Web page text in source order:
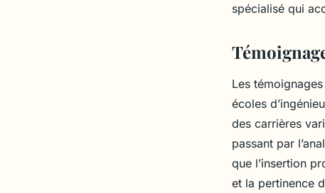
spécialisé qui
Les
écoles
des carrières
passant par
que l’insertion
et la pertinence